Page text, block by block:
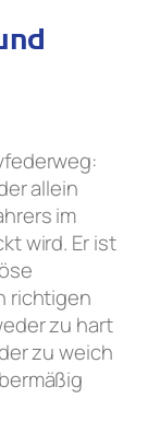
allein
im
wird. Er ist
richtigen
zu hart
zu weich